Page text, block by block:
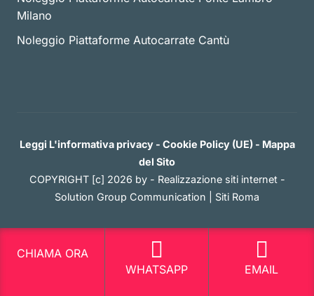
Milano
Noleggio Piattaforme Autocarrate Cantù
Leggi L'informativa privacy- Cookie Policy (UE)- Mappa
del Sito
COPYRIGHT [c] 2026 by - Realizzazione siti internet-
Solution Group Communication
Siti Roma
CHIAMA ORA
WHATSAPP
EMAIL